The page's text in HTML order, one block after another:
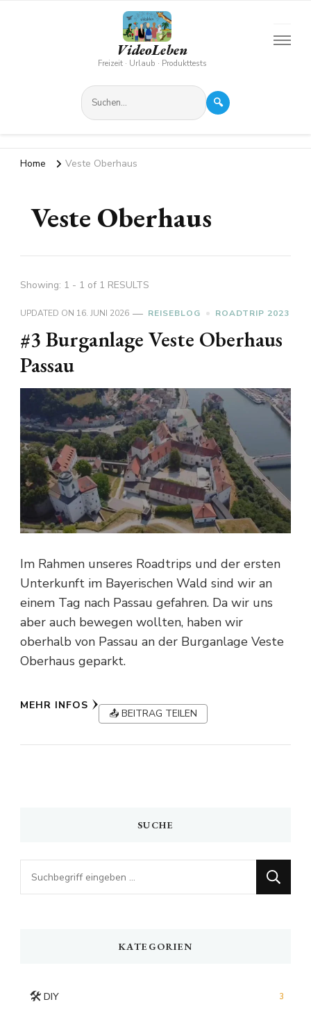
VideoLeben
Freizeit · Urlaub · Produkttests
🔍
Home Veste Oberhaus
Veste Oberhaus
Showing: 1 - 1 of 1 RESULTS
UPDATED ON 16. JUNI 2026 REISEBLOG ROADTRIP 2023
#3 Burganlage Veste Oberhaus
Passau
Im Rahmen unseres Roadtrips und der ersten
Unterkunft im Bayerischen Wald sind wir an
einem Tag nach Passau gefahren. Da wir uns
aber auch bewegen wollten, haben wir
oberhalb von Passau an der Burganlage Veste
Oberhaus geparkt.
MEHR INFOS
📤 BEITRAG TEILEN
SUCHE
Looking
for
KATEGORIEN
🛠️ DIY 3